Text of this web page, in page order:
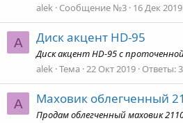
alek Сообщение №3 16 Дек 2019
A Диск акцент HD-95
Диск акцент HD-95 с
alek Тема 22 Окт 2019 Ответы: 3
A Маховик облегченный
Продам облегченный маховик